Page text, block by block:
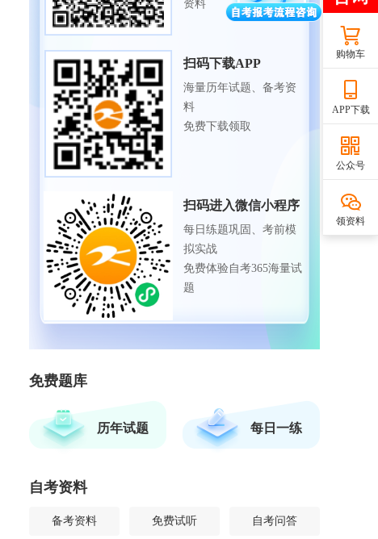
资料
扫码下载APP
海量历年试题、备考资
料
免费下载领取
扫码进入微信小程序
每日练题巩固、考前模
拟实战
免费体验自考365海量试
题
免费题库
历年试题 每日一练
自考资料
备考资料 免费试听 自考问答
购物车
APP下载
公众号
领资料